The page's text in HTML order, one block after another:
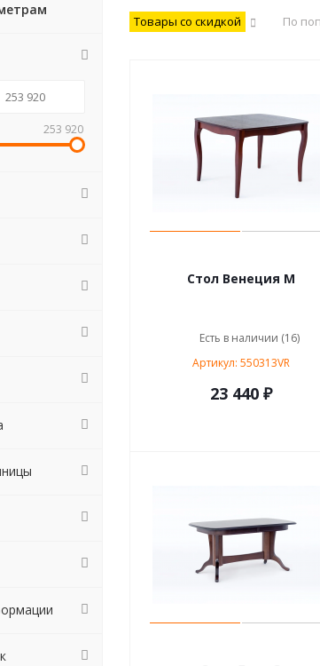
Товары со скидкой По
Стол Венеция М
Есть в наличии (16)
Артикул: 550313VR
23 440 ₽
253 920